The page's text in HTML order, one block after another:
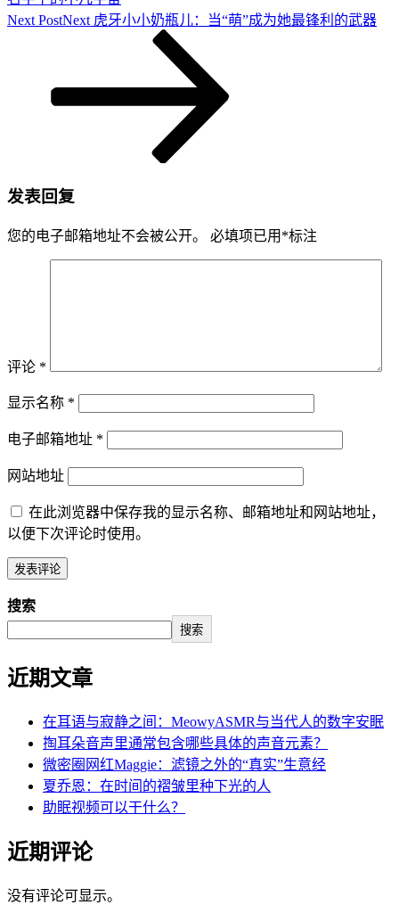
Next PostNext 虎牙小小奶瓶儿：当“萌”成为她最锋利的武器
发表回复
您的电子邮箱地址不会被公开。 必填项已用 *标注
评论 *
显示名称 *
电子邮箱地址 *
网站地址
在此浏览器中保存我的显示名称、邮箱地址和网站地址，
以便下次评论时使用。
搜索
搜索
近期文章
在耳语与寂静之间：MeowyASMR与当代人的数字安眠
掏耳朵音声里通常包含哪些具体的声音元素？
微密圈网红Maggie：滤镜之外的“真实”生意经
夏乔恩：在时间的褶皱里种下光的人
助眠视频可以干什么？
近期评论
没有评论可显示。